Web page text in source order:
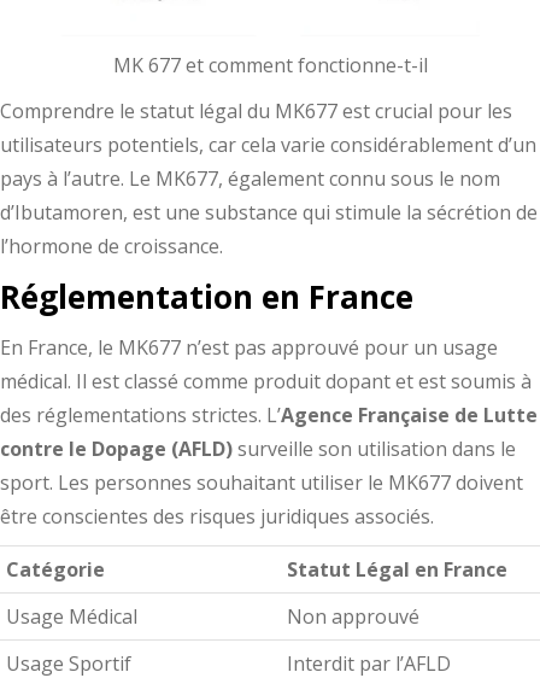
MK 677 et comment fonctionne-t-il
Comprendre le statut légal du MK677 est crucial pour les
utilisateurs potentiels, car cela varie considérablement d’un
pays à l’autre. Le MK677, également connu sous le nom
d’Ibutamoren, est une substance qui stimule la sécrétion de
l’hormone de croissance.
Réglementation en France
En France, le MK677 n’est pas approuvé pour un usage
médical. Il est classé comme produit dopant et est soumis à
des réglementations strictes. L’Agence Française de Lutte
contre le Dopage (AFLD)surveille son utilisation dans le
sport. Les personnes souhaitant utiliser le MK677 doivent
être conscientes des risques juridiques associés.
Catégorie
Statut Légal en France
Usage Médical
Non approuvé
Usage Sportif
Interdit par l’AFLD